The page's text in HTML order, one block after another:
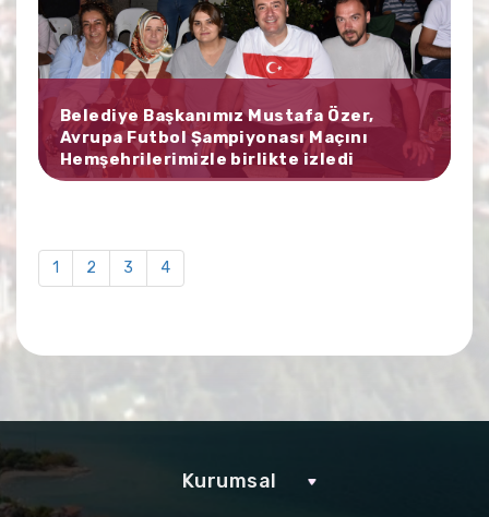
Belediye Başkanımız Mustafa Özer,
Avrupa Futbol Şampiyonası Maçını
Hemşehrilerimizle birlikte izledi
1 2 3 4
Kurumsal